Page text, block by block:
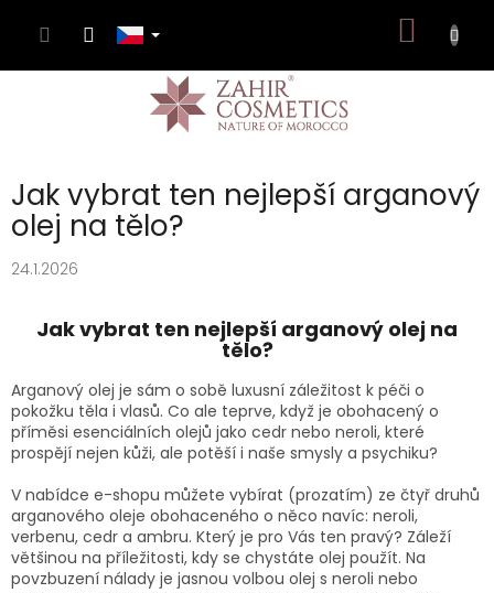
KOŠÍK
Jak vybrat ten nejlepší arganový
olej na tělo?
24.1.2026
Jak vybrat ten nejlepší arganový olej na
tělo?
Arganový olej je sám o sobě luxusní záležitost k péči o
pokožku těla i vlasů. Co ale teprve, když je obohacený o
příměsi esenciálních olejů jako cedr nebo neroli, které
prospějí nejen kůži, ale potěší i naše smysly a psychiku?
V nabídce e-shopu můžete vybírat (prozatím) ze čtyř druhů
arganového oleje obohaceného o něco navíc: neroli,
verbenu, cedr a ambru. Který je pro Vás ten pravý? Záleží
většinou na příležitosti, kdy se chystáte olej použít. Na
povzbuzení nálady je jasnou volbou olej s neroli nebo